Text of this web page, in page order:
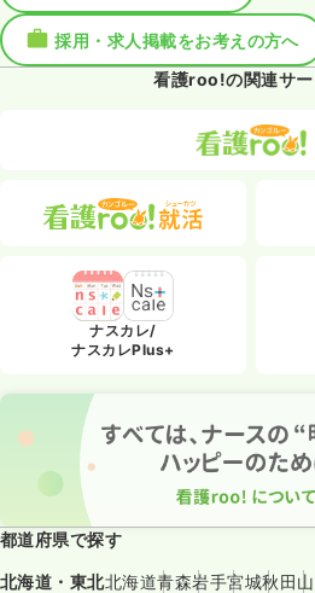
採用・求人掲載をお考えの方へ
看護roo!の関連サー
ナスカレ/
ナスカレPlus+
都道府県で探す
北海道・東北北海道青森岩手宮城秋田